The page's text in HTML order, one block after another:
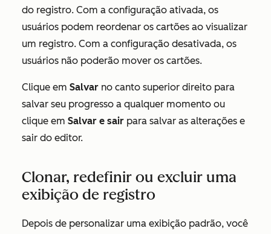
do registro. Com a configuração ativada, os
usuários podem reordenar os cartões ao visualizar
um registro. Com a configuração desativada, os
usuários não poderão mover os cartões.
Clique em Salvar no canto superior direito para
salvar seu progresso a qualquer momento ou
clique em Salvar e sair para salvar as alterações e
sair do editor.
Clonar, redefinir ou excluir uma
exibição de registro
Depois de personalizar uma exibição padrão, você